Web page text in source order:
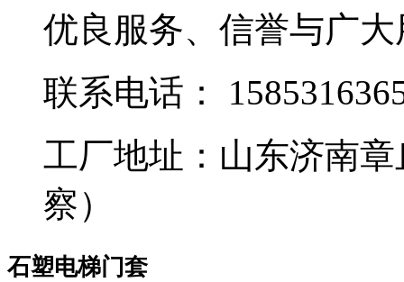
优良服务、信誉与广
联系电话：
工厂地址：山东济南
察）
石塑电梯门套